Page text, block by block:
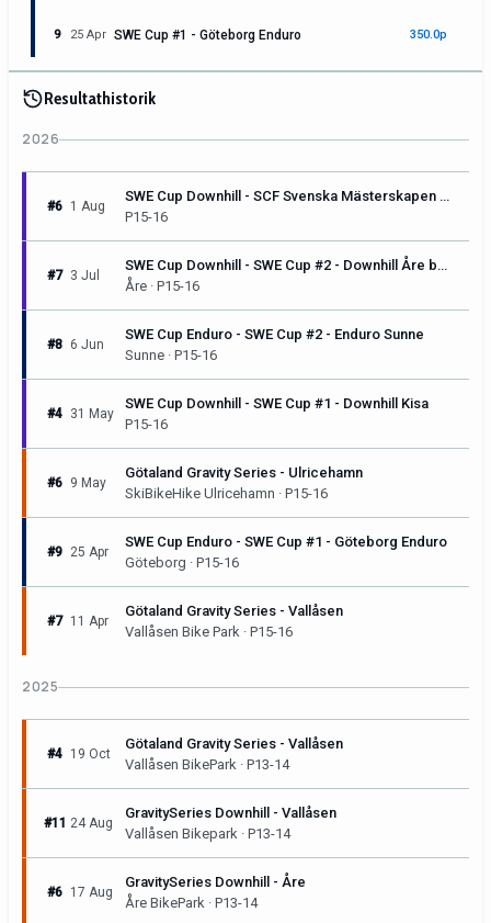
9 25 Apr SWE Cup #1 - Göteborg Enduro 350.0p
Resultathistorik
2026
#6 1 Aug
SWE Cup Downhill - SCF Svenska Mästerskapen & SWE Cup #3 - Downhill Sunne
P15-16
#7 3 Jul
SWE Cup Downhill - SWE Cup #2 - Downhill Åre by Pirelli
Åre · P15-16
#8 6 Jun
SWE Cup Enduro - SWE Cup #2 - Enduro Sunne
Sunne · P15-16
#4 31 May
SWE Cup Downhill - SWE Cup #1 - Downhill Kisa
P15-16
#6 9 May
Götaland Gravity Series - Ulricehamn
SkiBikeHike Ulricehamn · P15-16
#9 25 Apr
SWE Cup Enduro - SWE Cup #1 - Göteborg Enduro
Göteborg · P15-16
#7 11 Apr
Götaland Gravity Series - Vallåsen
Vallåsen Bike Park · P15-16
2025
#4 19 Oct
Götaland Gravity Series - Vallåsen
Vallåsen BikePark · P13-14
#11 24 Aug
GravitySeries Downhill - Vallåsen
Vallåsen Bikepark · P13-14
#6 17 Aug
GravitySeries Downhill - Åre
Åre BikePark · P13-14